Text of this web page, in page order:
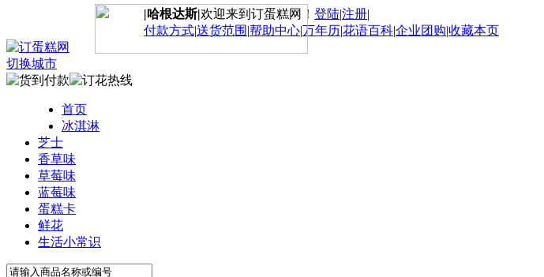
|哈根达斯|欢迎来到订蛋糕网！ 登陆|注册|
付款方式|送货范围 |帮助中心|万年历|花语百科|企业团购|收藏本页
切换城市
首页
冰淇淋
芝士
香草味
草莓味
蓝莓味
蛋糕卡
鲜花
生活小常识